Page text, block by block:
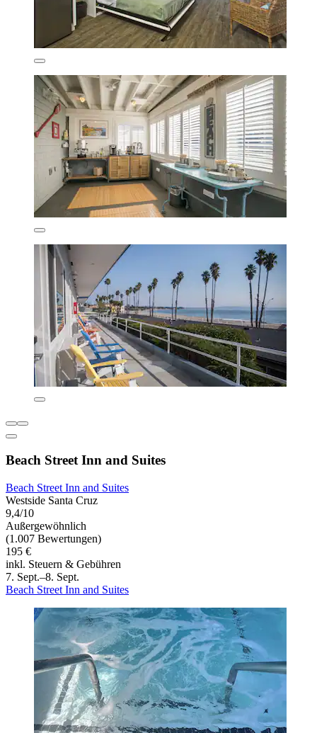
Beach Street Inn and Suites
Beach Street Inn and Suites
Westside Santa Cruz
9,4/10
Außergewöhnlich
(1.007 Bewertungen)
195 €
inkl. Steuern & Gebühren
7. Sept.–8. Sept.
Beach Street Inn and Suites